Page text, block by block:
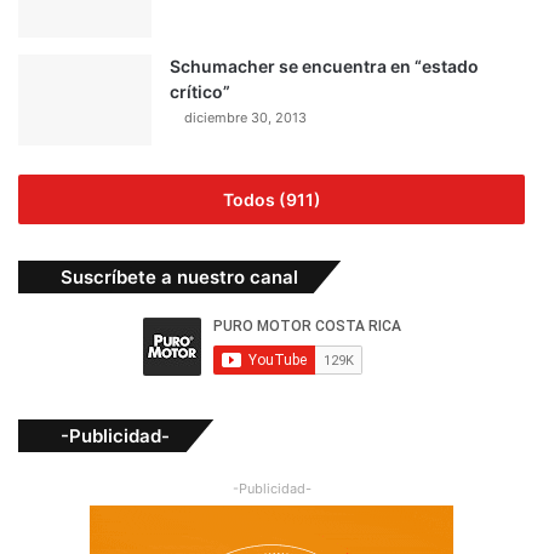
Schumacher se encuentra en “estado
crítico”
diciembre 30, 2013
Todos (911)
Suscríbete a nuestro canal
-Publicidad-
-Publicidad-